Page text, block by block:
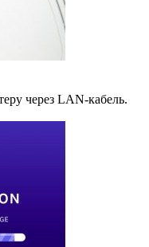
через LAN-кабель.